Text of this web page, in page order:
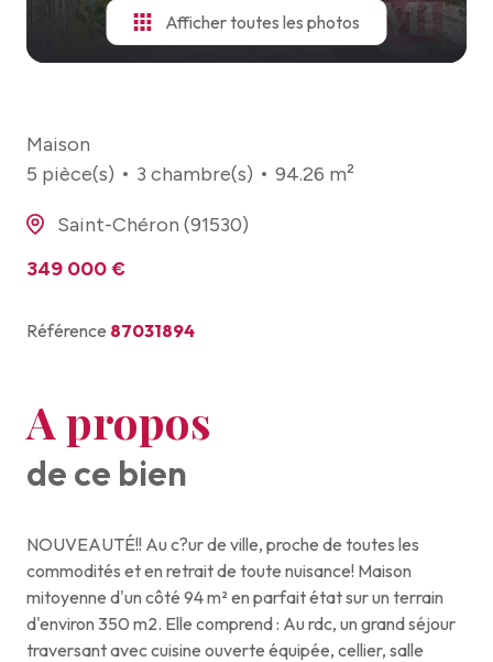
Afficher toutes les photos
Maison
5 pièce(s)
3 chambre(s) 94.26 m²
Saint-Chéron (91530)
349 000 €
Référence 87031894
A propos
de ce bien
NOUVEAUTÉ!! Au c?ur de ville, proche de toutes les
commodités et en retrait de toute nuisance! Maison
mitoyenne d'un côté 94 m² en parfait état sur un terrain
d'environ 350 m2. Elle comprend : Au rdc, un grand séjour
traversant avec cuisine ouverte équipée, cellier, salle